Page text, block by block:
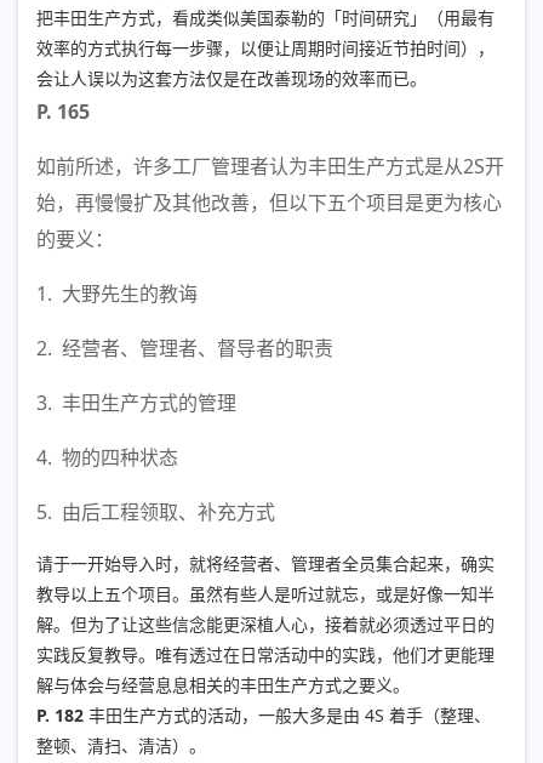
把丰田生产方式，看成类似美国泰勒的「时间研究」（用最有
效率的方式执行每一步骤，以便让周期时间接近节拍时间），
会让人误以为这套方法仅是在改善现场的效率而已。
P. 165
如前所述，许多工厂管理者认为丰田生产方式是从2S开
始，再慢慢扩及其他改善，但以下五个项目是更为核心
的要义：
1. 大野先生的教诲
2. 经营者、管理者、督导者的职责
3. 丰田生产方式的管理
4. 物的四种状态
5. 由后工程领取、补充方式
请于一开始导入时，就将经营者、管理者全员集合起来，确实
教导以上五个项目。虽然有些人是听过就忘，或是好像一知半
解。但为了让这些信念能更深植人心，接着就必须透过平日的
实践反复教导。唯有透过在日常活动中的实践，他们才更能理
解与体会与经营息息相关的丰田生产方式之要义。
P. 182 丰田生产方式的活动，一般大多是由 4S 着手（整理、
整顿、清扫、清洁）。